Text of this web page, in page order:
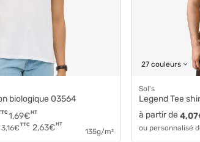
biologique 03564
1,69€HT
3,16€ TTC 2,63€HT
135g/m²
27 couleurs
Sol's
Legend Tee
à partir de4,07
ou personnalisé